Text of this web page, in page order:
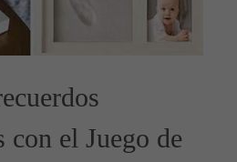
con el Juego de